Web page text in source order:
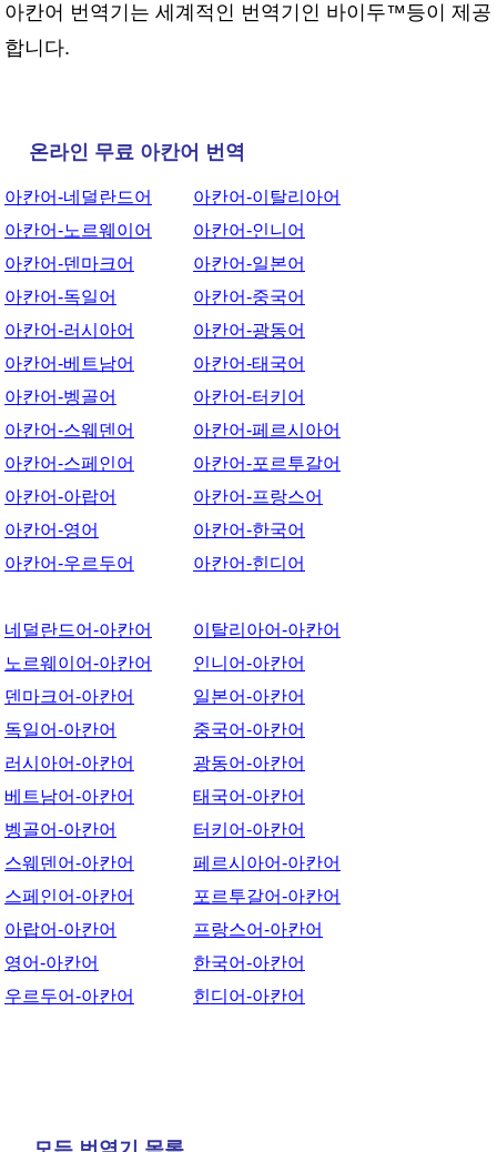
아칸어 번역기는 세계적인 번역기인 바이두™등이 제공
합니다.
온라인 무료 아칸어 번역
아칸어-네덜란드어
아칸어-노르웨이어
아칸어-덴마크어
아칸어-독일어
아칸어-러시아어
아칸어-베트남어
아칸어-벵골어
아칸어-스웨덴어
아칸어-스페인어
아칸어-아랍어
아칸어-영어
아칸어-우르두어
아칸어-이탈리아어
아칸어-인니어
아칸어-일본어
아칸어-중국어
아칸어-광동어
아칸어-태국어
아칸어-터키어
아칸어-페르시아어
아칸어-포르투갈어
아칸어-프랑스어
아칸어-한국어
아칸어-힌디어
네덜란드어-아칸어
노르웨이어-아칸어
덴마크어-아칸어
독일어-아칸어
러시아어-아칸어
베트남어-아칸어
벵골어-아칸어
스웨덴어-아칸어
스페인어-아칸어
아랍어-아칸어
영어-아칸어
우르두어-아칸어
이탈리아어-아칸어
인니어-아칸어
일본어-아칸어
중국어-아칸어
광동어-아칸어
태국어-아칸어
터키어-아칸어
페르시아어-아칸어
포르투갈어-아칸어
프랑스어-아칸어
한국어-아칸어
힌디어-아칸어